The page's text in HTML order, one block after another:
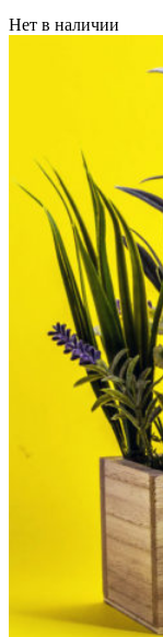
Нет в наличии